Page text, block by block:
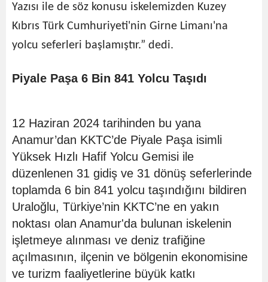
Yazısı ile de söz konusu iskelemizden Kuzey
Kıbrıs Türk Cumhuriyeti'nin Girne Limanı'na
yolcu seferleri başlamıştır.” dedi.
Piyale Paşa 6 Bin 841 Yolcu Taşıdı
12 Haziran 2024 tarihinden bu yana
Anamur’dan KKTC’de Piyale Paşa isimli
Yüksek Hızlı Hafif Yolcu Gemisi ile
düzenlenen 31 gidiş ve 31 dönüş seferlerinde
toplamda 6 bin 841 yolcu taşındığını bildiren
Uraloğlu, Türkiye’nin KKTC’ne en yakın
noktası olan Anamur'da bulunan iskelenin
işletmeye alınması ve deniz trafiğine
açılmasının, ilçenin ve bölgenin ekonomisine
ve turizm faaliyetlerine büyük katkı